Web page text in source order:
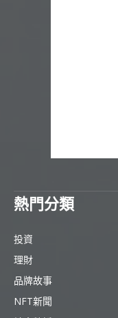
熱門分類
投資
理財
品牌故事
NFT新聞